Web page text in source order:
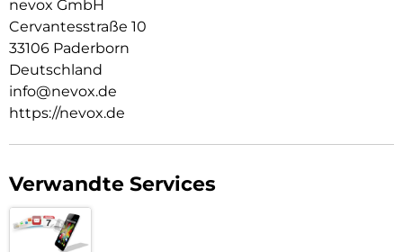
nevox GmbH
Cervantesstraße 10
33106 Paderborn
Deutschland
info@nevox.de
https://nevox.de
Verwandte Services